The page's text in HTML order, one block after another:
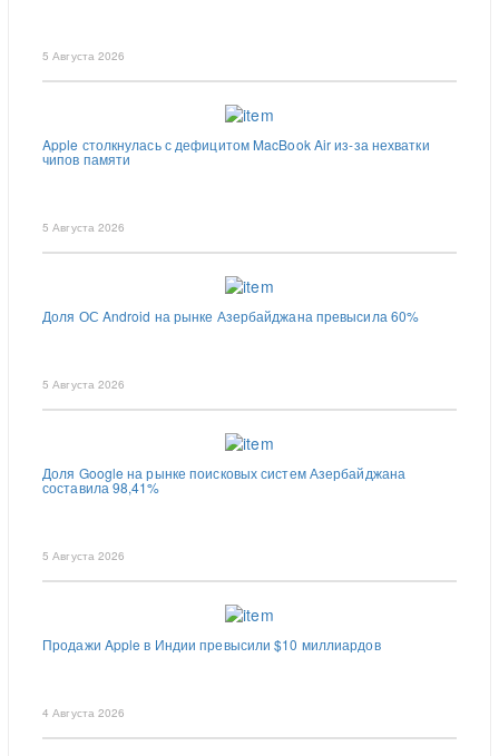
5 Августа 2026
Apple столкнулась с дефицитом MacBook Air из-за нехватки
чипов памяти
5 Августа 2026
Доля ОС Android на рынке Азербайджана превысила 60%
5 Августа 2026
Доля Google на рынке поисковых систем Азербайджана
составила 98,41%
5 Августа 2026
Продажи Apple в Индии превысили $10 миллиардов
4 Августа 2026